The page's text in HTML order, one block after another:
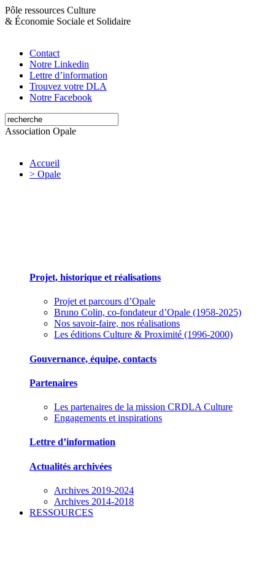
Pôle ressources Culture
& Économie Sociale et Solidaire
Contact
Notre Linkedin
Lettre d’information
Trouvez votre DLA
Notre Facebook
Association Opale
Accueil
> Opale
Projet, historique et réalisations
Projet et parcours d’Opale
Bruno Colin, co-fondateur d’Opale (1958-2025)
Nos savoir-faire, nos réalisations
Les éditions Culture & Proximité (1996-2000)
Gouvernance, équipe, contacts
Partenaires
Les partenaires de la mission CRDLA Culture
Engagements et inspirations
Lettre d’information
Actualités archivées
Archives 2019-2024
Archives 2014-2018
RESSOURCES